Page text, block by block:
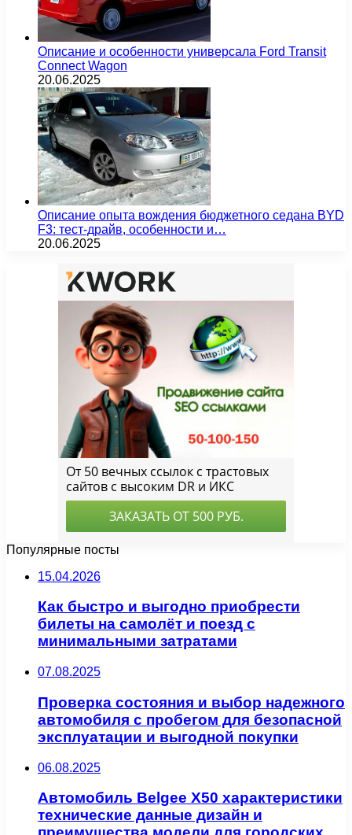
Описание и особенности универсала Ford Transit
Connect Wagon
20.06.2025
Описание опыта вождения бюджетного седана BYD
F3: тест-драйв, особенности и…
20.06.2025
Популярные посты
15.04.2026
Как быстро и выгодно приобрести
билеты на самолёт и поезд с
минимальными затратами
07.08.2025
Проверка состояния и выбор надежного
автомобиля с пробегом для безопасной
эксплуатации и выгодной покупки
06.08.2025
Автомобиль Belgee X50 характеристики
технические данные дизайн и